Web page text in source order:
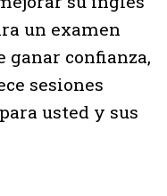
un examen
ganar confianza,
sesiones
usted y sus